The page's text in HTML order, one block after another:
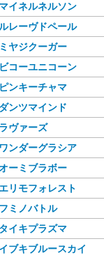
マイネルネルソン
ルレーヴドペール
ミヤジクーガー
ビコーユニコーン
ピンキーチャマ
ダンツマインド
ラヴァーズ
ワンダーグラシア
ーミブラボー
エリモフォレスト
フミノバトル
タイキプラズマ
イブキブルースカイ